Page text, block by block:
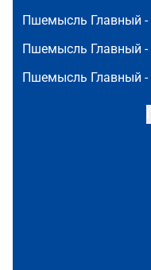
Пшемысль Главный -
Пшемысль Главный -
Пшемысль Главный -